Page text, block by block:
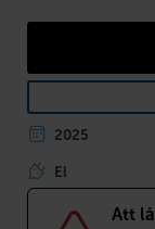
2025
El
Att